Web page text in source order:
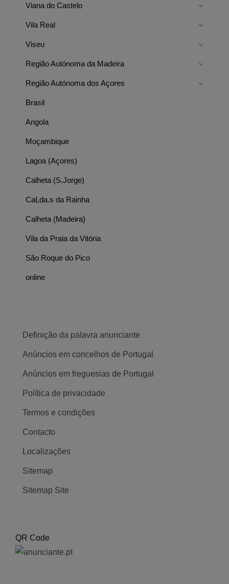
Viana do Castelo
Vila Real
Viseu
Região Autónoma da Madeira
Região Autónoma dos Açores
Brasil
Angola
Moçambique
Lagoa (Açores)
Calheta (S.Jorge)
CaLda.s da Rainha
Calheta (Madeira)
Vila da Praia da Vitória
São Roque do Pico
online
Definição da palavra anunciante
Anúncios em concelhos de Portugal
Anúncios em freguesias de Portugal
Política de privacidade
Termos e condições
Contacto
Localizações
Sitemap
Sitemap Site
QR Code